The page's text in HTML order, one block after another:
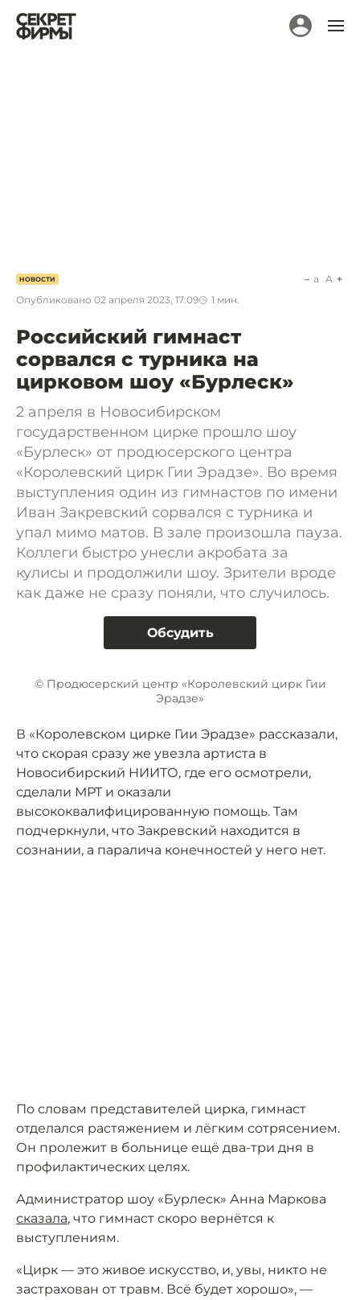
НОВОСТИ
Опубликовано 02 апреля 2023, 17:09 1 мин.
a A
Российский гимнаст
сорвался с турника на
цирковом шоу «Бурлеск»
2 апреля в Новосибирском
государственном цирке прошло шоу
«Бурлеск» от продюсерского центра
«Королевский цирк Гии Эрадзе». Во время
выступления один из гимнастов по имени
Иван Закревский сорвался с турника и
упал мимо матов. В зале произошла пауза.
Коллеги быстро унесли акробата за
кулисы и продолжили шоу. Зрители вроде
как даже не сразу поняли, что случилось.
Обсудить
© Продюсерский центр «Королевский цирк Гии
Эрадзе»
В «Королевском цирке Гии Эрадзе» рассказали,
что скорая сразу же увезла артиста в
Новосибирский НИИТО, где его осмотрели,
сделали МРТ и оказали
высококвалифицированную помощь. Там
подчеркнули, что Закревский находится в
сознании, а паралича конечностей у него нет.
По словам представителей цирка, гимнаст
отделался растяжением и лёгким сотрясением.
Он пролежит в больнице ещё два-три дня в
профилактических целях.
Администратор шоу «Бурлеск» Анна Маркова
сказала, что гимнаст скоро вернётся к
выступлениям.
«Цирк — это живое искусство, и, увы, никто не
застрахован от травм. Всё будет хорошо», —